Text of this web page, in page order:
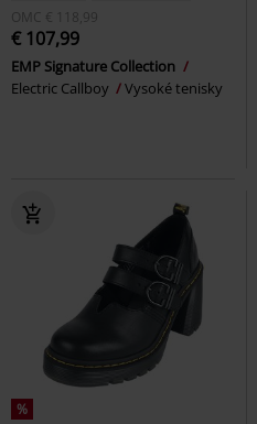
OMC € 118,99
€ 107,99
EMP Signature Collection
Electric Callboy
Vysoké tenisky
%